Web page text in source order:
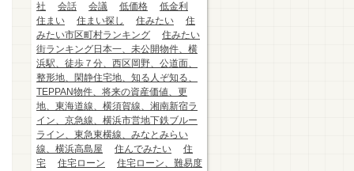
社
会話 会議 低価格
低金利
住まい
住まい探し 住みたい
住
みたい市区町村ランキング
住みたい
街ランキング日本一、未公開物件、横
浜駅、徒歩７分、西区岡野、公道面、
整形地、閑静住宅地、知る人ぞ知る、
TEPPAN物件、将来の資産価値、更
地、東海道線、横須賀線、湘南新宿ラ
イン、京急線、横浜市営地下鉄ブルー
ライン、東急東横線、みなとみらい
線、横浜高島屋
住んでみたい
住
宅
住宅ローン
住宅ローン、難易度